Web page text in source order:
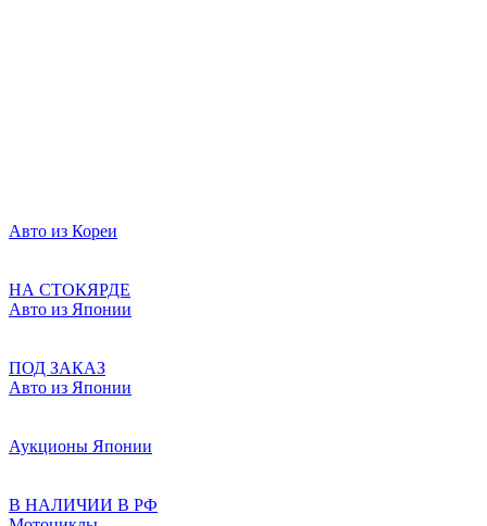
Авто из Кореи
НА СТОКЯРДЕ
Авто из Японии
ПОД ЗАКАЗ
Авто из Японии
Аукционы Японии
В НАЛИЧИИ В РФ